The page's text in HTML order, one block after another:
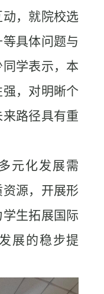
，就院校选
具体问题与
学表示，本
，对明晰个
路径具有重
元化发展需
源，开展形
生拓展国际
展的稳步提